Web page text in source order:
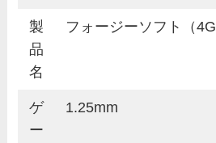
製
品
名
フォージーソフト（4G
ゲ
ー
1.25mm